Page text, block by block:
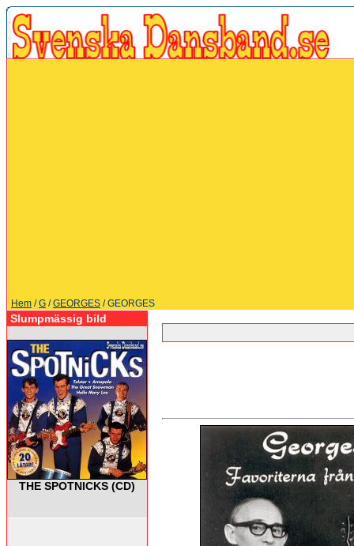
Hem /G /GEORGES / GEORGES
Slumpmässig bild
THE SPOTNICKS (CD)